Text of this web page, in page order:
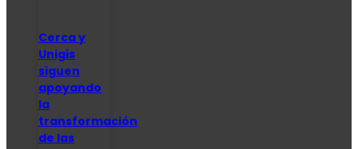
Cerca y
Unigis
siguen
apoyando
la
transformación
de las